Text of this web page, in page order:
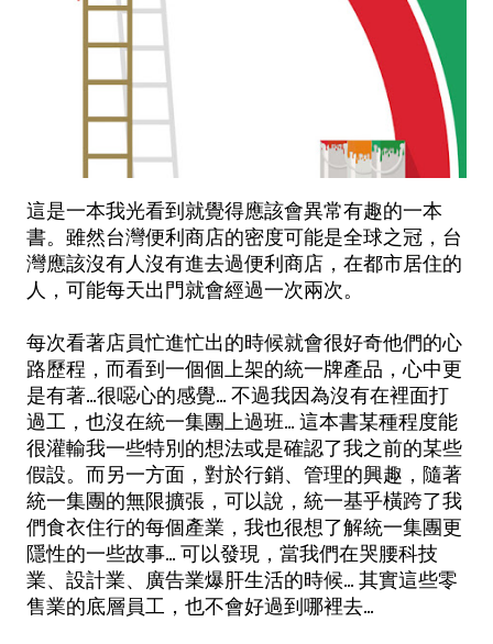
這是一本我光看到就覺得應該會異常有趣的一本
書。雖然台灣便利商店的密度可能是全球之冠，台
灣應該沒有人沒有進去過便利商店，在都市居住的
人，可能每天出門就會經過一次兩次。
每次看著店員忙進忙出的時候就會很好奇他們的心
路歷程，而看到一個個上架的統一牌產品，心中更
是有著...很噁心的感覺... 不過我因為沒有在裡面打
過工，也沒在統一集團上過班... 這本書某種程度能
很灌輸我一些特別的想法或是確認了我之前的某些
假設。而另一方面，對於行銷、管理的興趣，隨著
統一集團的無限擴張，可以說，統一基乎橫跨了我
們食衣住行的每個產業，我也很想了解統一集團更
隱性的一些故事... 可以發現，當我們在哭腰科技
業、設計業、廣告業爆肝生活的時候... 其實這些零
售業的底層員工，也不會好過到哪裡去...